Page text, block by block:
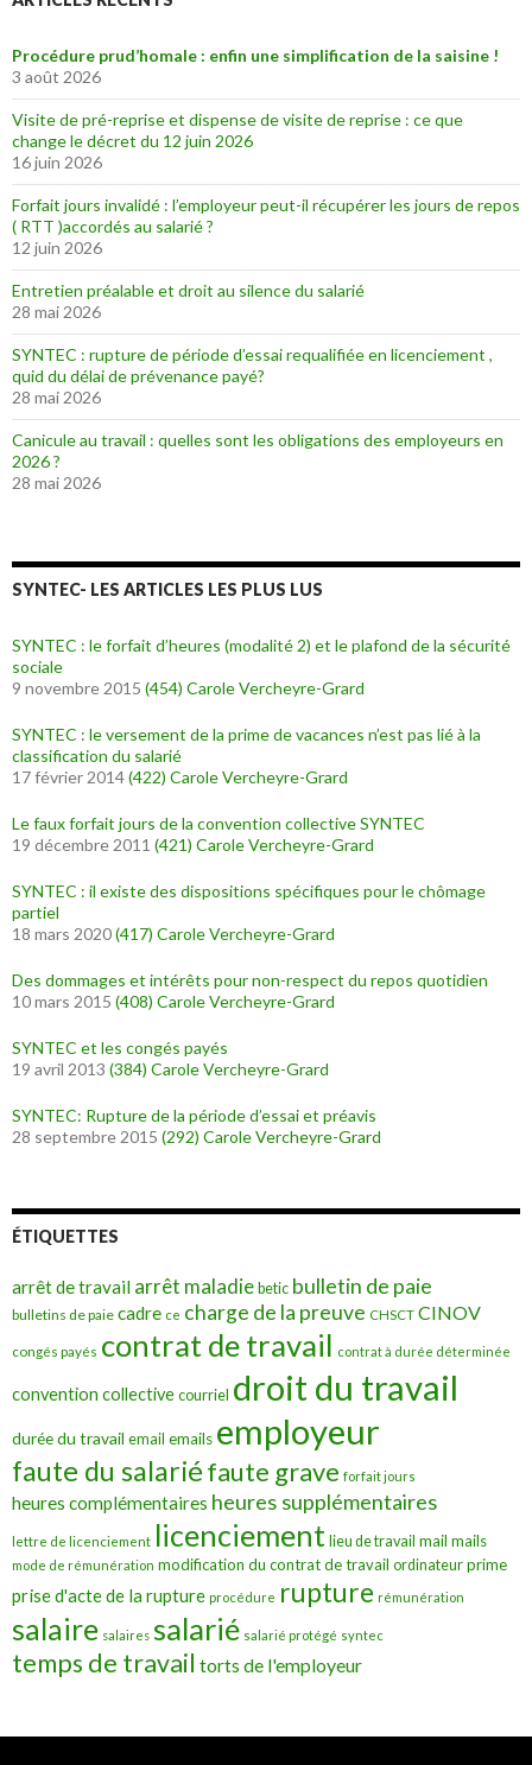
Procédure prud’homale : enfin une simplification de la saisine !
3 août 2026
Visite de pré-reprise et dispense de visite de reprise : ce que
change le décret du 12 juin 2026
16 juin 2026
Forfait jours invalidé : l’employeur peut-il récupérer les jours de repos
( RTT )accordés au salarié ?
12 juin 2026
Entretien préalable et droit au silence du salarié
28 mai 2026
SYNTEC : rupture de période d’essai requalifiée en licenciement ,
quid du délai de prévenance payé?
28 mai 2026
Canicule au travail : quelles sont les obligations des employeurs en
2026 ?
28 mai 2026
SYNTEC- LES ARTICLES LES PLUS LUS
SYNTEC : le forfait d’heures (modalité 2) et le plafond de la sécurité
sociale
9 novembre 2015 (454) Carole Vercheyre-Grard
SYNTEC : le versement de la prime de vacances n’est pas lié à la
classification du salarié
17 février 2014(422) Carole Vercheyre-Grard
Le faux forfait jours de la convention collective SYNTEC
19 décembre 2011 (421) Carole Vercheyre-Grard
SYNTEC : il existe des dispositions spécifiques pour le chômage
partiel
18 mars 2020(417) Carole Vercheyre-Grard
Des dommages et intérêts pour non-respect du repos quotidien
10 mars 2015 (408) Carole Vercheyre-Grard
SYNTEC et les congés payés
19 avril 2013 (384) Carole Vercheyre-Grard
SYNTEC: Rupture de la période d’essai et préavis
28 septembre 2015 (292) Carole Vercheyre-Grard
ÉTIQUETTES
arrêt de travail arrêt maladie betic bulletin de paie
bulletins de paie cadre ce charge de la preuve CHSCT CINOV
congés payés contrat de travail contrat à durée déterminée
convention collective courriel droit du travail
durée du travail email emails employeur
faute du salariéfaute grave forfait jours
heures complémentaires heures supplémentaires
lettre de licenciement licenciement lieu de travail mail mails
mode de rémunération modification du contrat de travail ordinateur prime
prise d'acte de la rupture procédure rupture rémunération
salaire salaires salarié salarié protégé syntec
temps de travail torts de l'employeur